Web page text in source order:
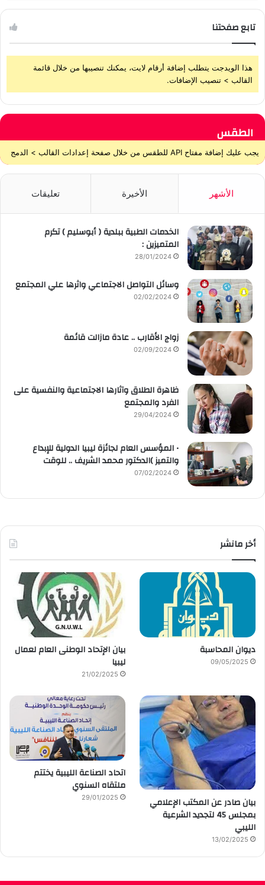
تابع صفحتنا
هذا الويدجت يتطلب إضافة أرقام لايت، يمكنك تنصيبها من خلال قائمة
القالب > تنصيب الإضافات.
الطقس
يجب عليك إضافة مفتاح API للطقس من خلال صفحة إعدادات القالب > الدمج
الأشهر الأخيرة تعليقات
الخدمات الطبية ببلدية ( أبوسليم ) تكرم
المتميزين :
28/01/2024
وسائل التواصل الاجتماعي واثرها علي المجتمع
02/02/2024
زواج الأقارب .. عادة مازالت قائمة
02/09/2024
ظاهرة الطلاق وآثارها الاجتماعية والنفسية على
الفرد والمجتمع
29/04/2024
• المؤسس العام لجائزة ليبيا الدولية للإبداع
والتميز )الدكتور محمد الشريف .. للوقت
07/02/2024
أخر مانشر
ديوان المحاسبة
09/05/2025
بيان الإتحاد الوطنى العام لعمال
ليبيا
21/02/2025
بيان صادر عن المكتب الإعلامي
بمجلس 45 لتجديد الشرعية
الليبي
13/02/2025
اتحاد الصناعة الليبية يختتم
ملتقاه السنوي
29/01/2025